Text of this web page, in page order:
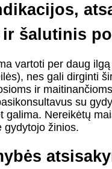
šalutinis
vartoti per daug
nes gali dirginti
ir
su
galima. Nereikėtų
gydytojo žinios.